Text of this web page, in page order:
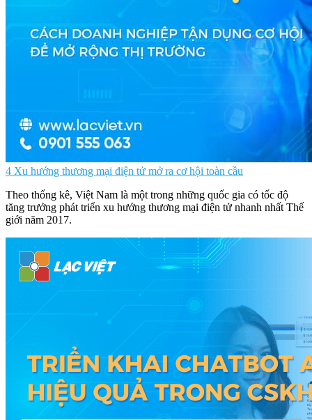
4 Xu hướng thương mại điện tử mở ra cơ hội toàn cầu
Theo thống kê, Việt Nam là một trong những quốc gia có tốc độ
tăng trưởng phát triển xu hướng thương mại điện tử nhanh nhất Thế
giới năm 2017.